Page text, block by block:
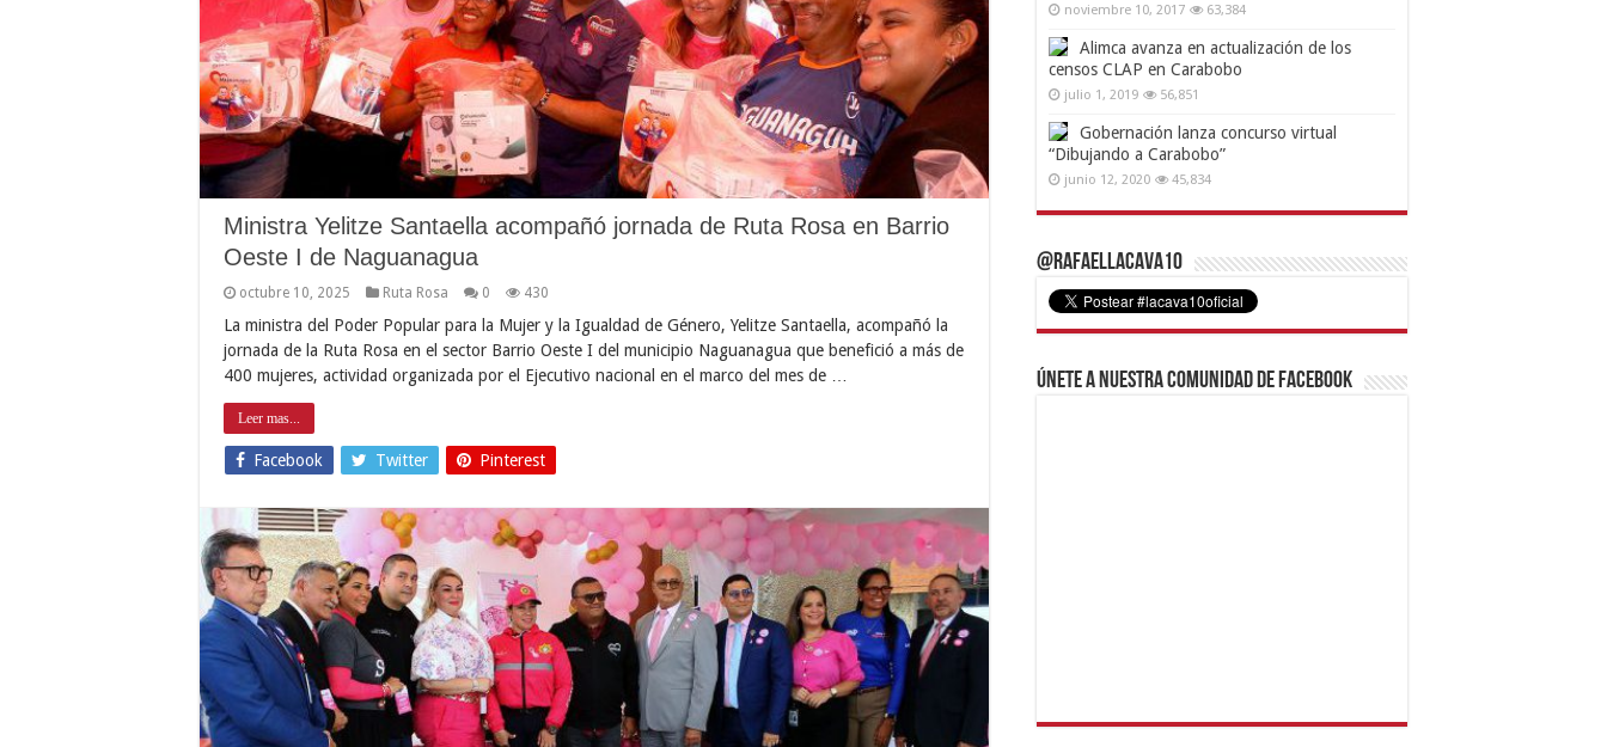
Ministra Yelitze Santaella acompañó jornada de Ruta Rosa en Barrio
Oeste I de Naguanagua
octubre 10, 2025 Ruta Rosa 0 430
La ministra del Poder Popular para la Mujer y la Igualdad de Género, Yelitze Santaella, acompañó la
jornada de la Ruta Rosa en el sector Barrio Oeste I del municipio Naguanagua que benefició a más de
400 mujeres, actividad organizada por el Ejecutivo nacional en el marco del mes de …
Leer mas...
Facebook Twitter Pinterest
noviembre 10, 2017 63,384
Alimca avanza en actualización de los
censos CLAP en Carabobo
julio 1, 2019 56,851
Gobernación lanza concurso virtual
“Dibujando a Carabobo”
junio 12, 2020 45,834
@RafaelLacava10
Únete a nuestra comunidad de Facebook